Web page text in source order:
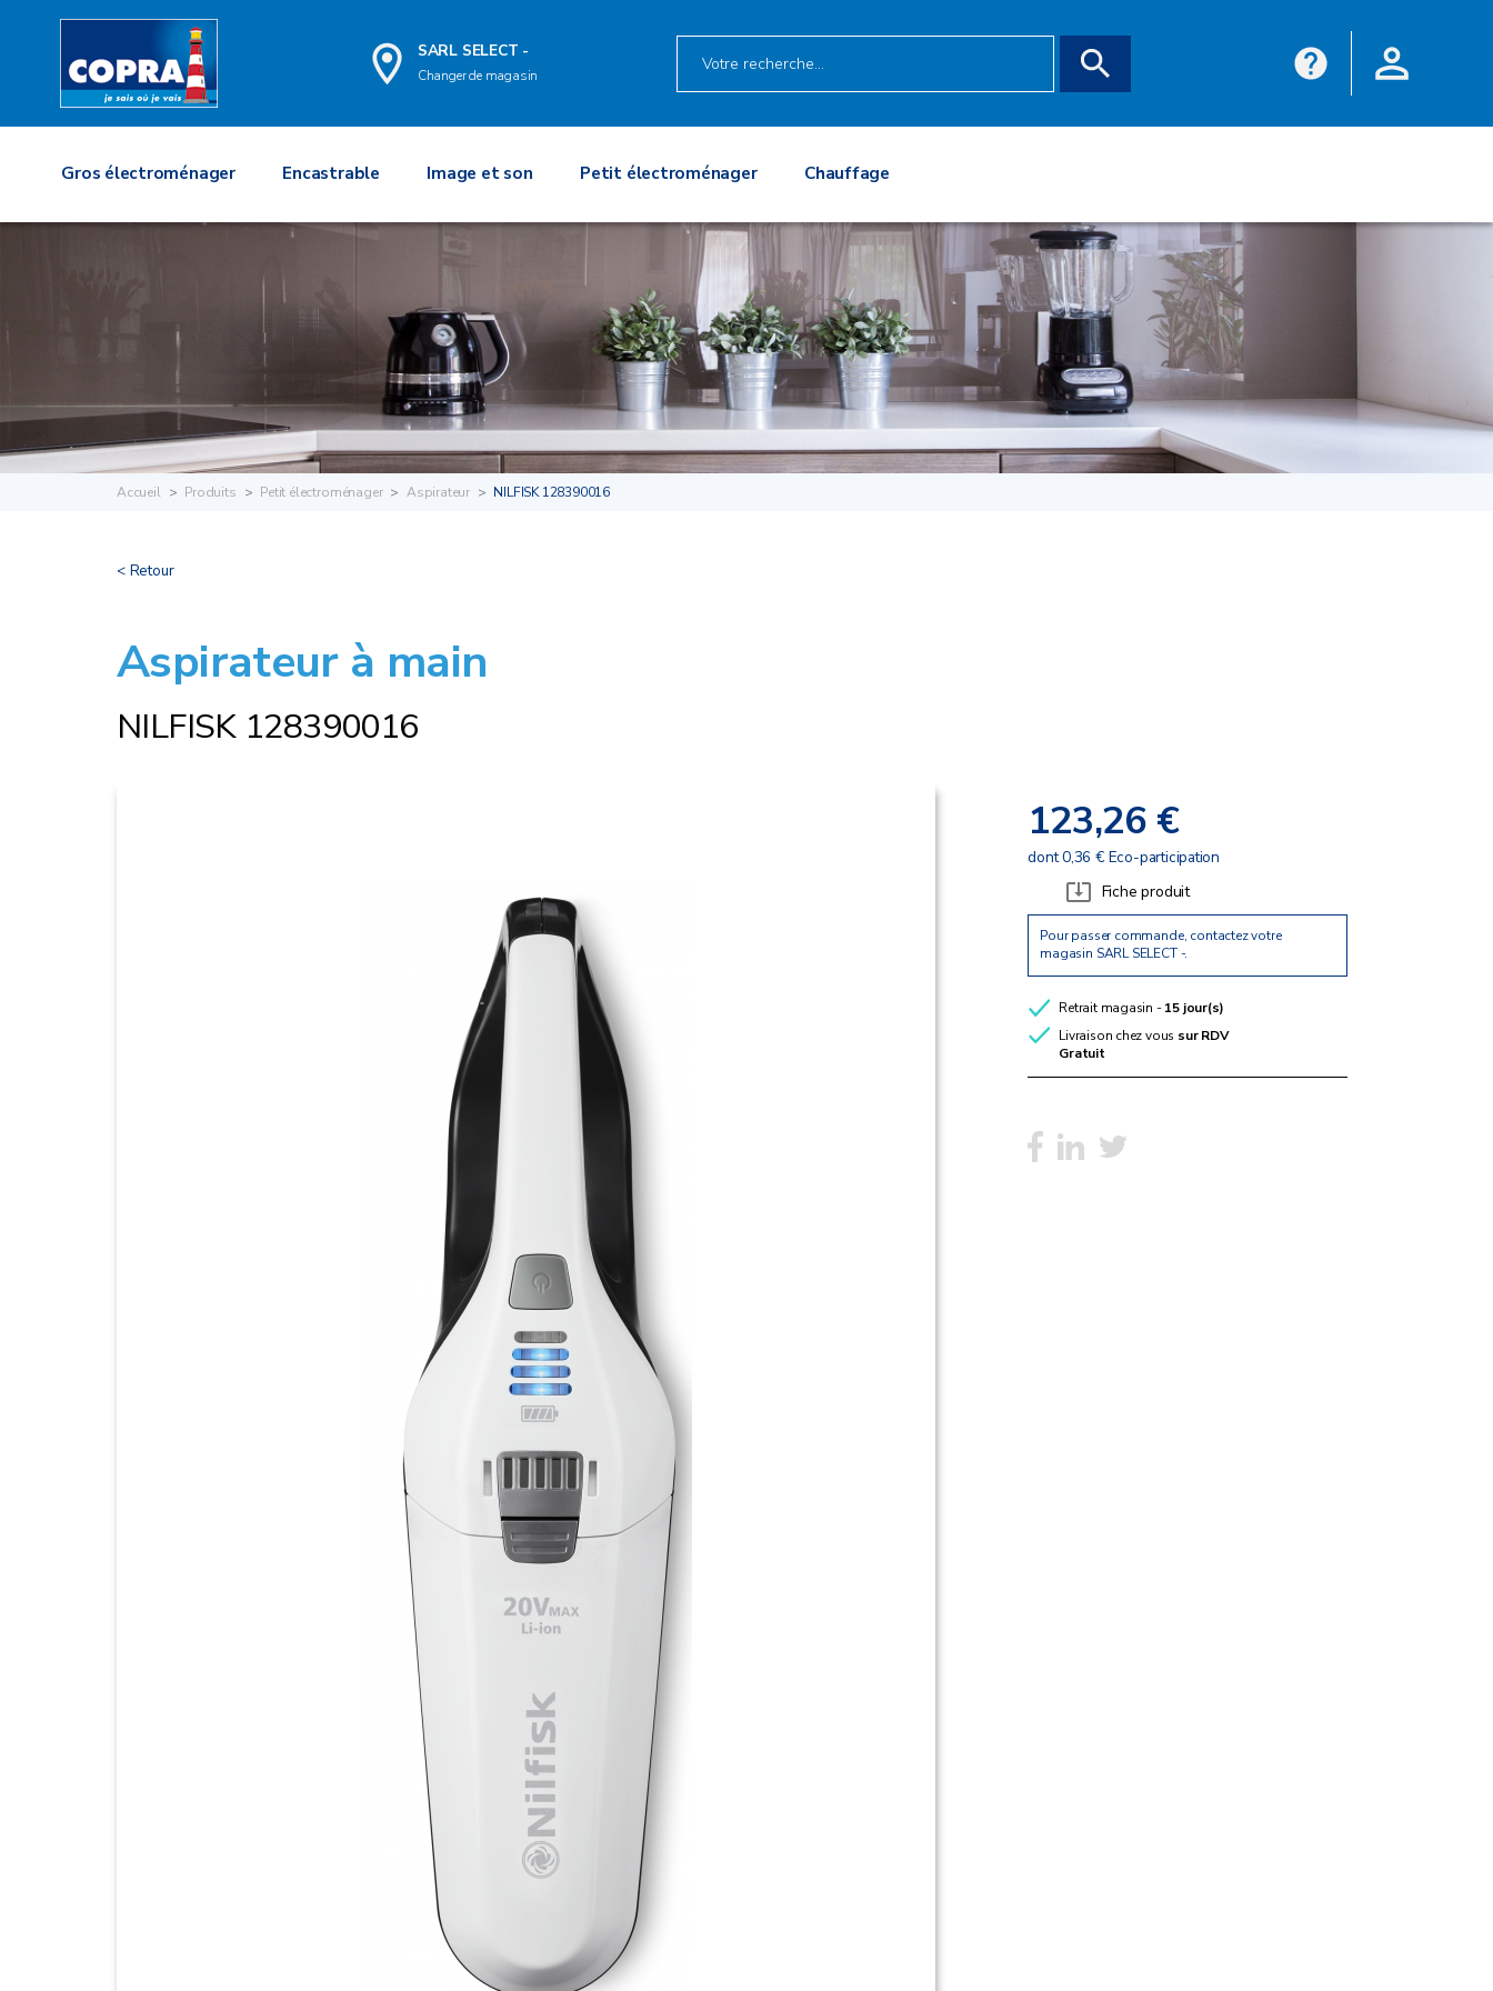
SARL SELECT -
Changer de magasin
Gros électroménager Encastrable Image et son Petit électroménager Chauffage
Accueil Produits Petit électroménager Aspirateur NILFISK 128390016
< Retour
Aspirateur à main
NILFISK 128390016
123,26 €
dont 0,36 € Eco-participation
Fiche produit
Pour passer commande, contactez votre
magasin SARL SELECT -.
Retrait magasin -15 jour(s)
Livraison chez vous sur RDV
Gratuit